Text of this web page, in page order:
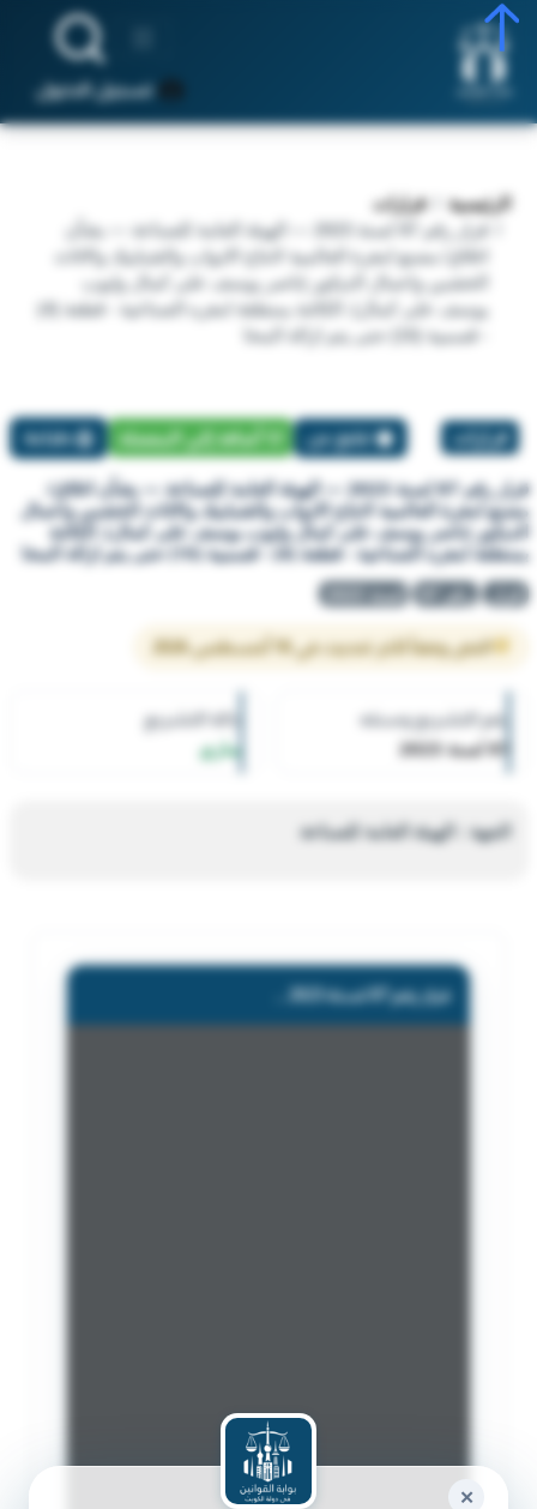
تسجيل الدخول
الرئيسية
قرارات
قرار رقم 87 لسنة 2023 — الهيئة العامة للصناعة — بشأن
اغلاق/ مصنع امغرة العالمية لانتاج الابواب والشبابيك والاثاث
الخشبي واعمال الديكور (ناصر يوسف على كمال وايوب
- قسمية (15) حتى يتم ازالة المخا
قرارات تبليغ عن أضافة إلي المفضلة طباعة
قرار رقم 87 لسنة 2023 — الهيئة العامة للصناعة — بشأن اغلاق/
مصنع امغرة العالمية لانتاج الابواب والشبابيك والاثاث الخشبي واعمال
الديكور (ناصر يوسف على كمال وايوب يوسف على كمال). الكائنة
بمنطقة امغره الصناعية - قطعة (4) - قسمية (15) حتى يتم ازالة المخا
قرار رقم 87 لسنة 2023
النص وفقاً لآخر تحديث في 10 أغسطس 2026
رقم التشريع وسنته
87 لسنة 2023
حالة التشريع
ساري
الجهة : الهيئة العامة للصناعة
✕